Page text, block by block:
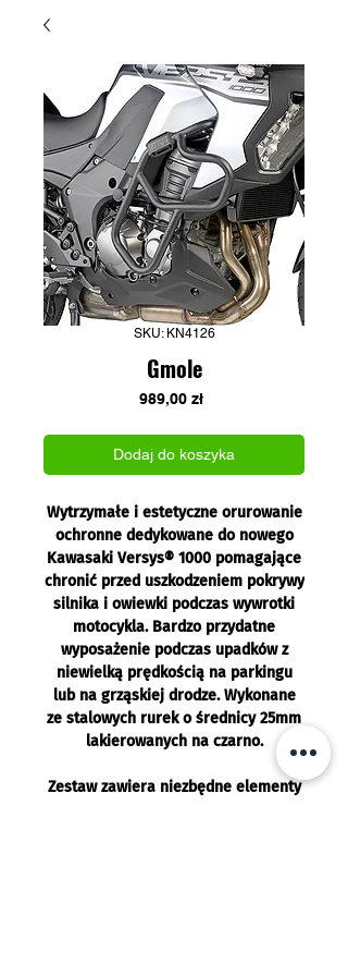
SKU: KN4126
Gmole
989,00 złCena
Dodaj do koszyka
Wytrzymałe i estetyczne orurowanie
ochronne dedykowane do nowego
Kawasaki Versys® 1000 pomagające
chronić przed uszkodzeniem pokrywy
silnika i owiewki podczas wywrotki
motocykla. Bardzo przydatne
wyposażenie podczas upadków z
niewielką prędkością na parkingu
lub na grząskiej drodze. Wykonane
ze stalowych rurek o średnicy 25mm
lakierowanych na czarno.
Zestaw zawiera niezbędne elementy